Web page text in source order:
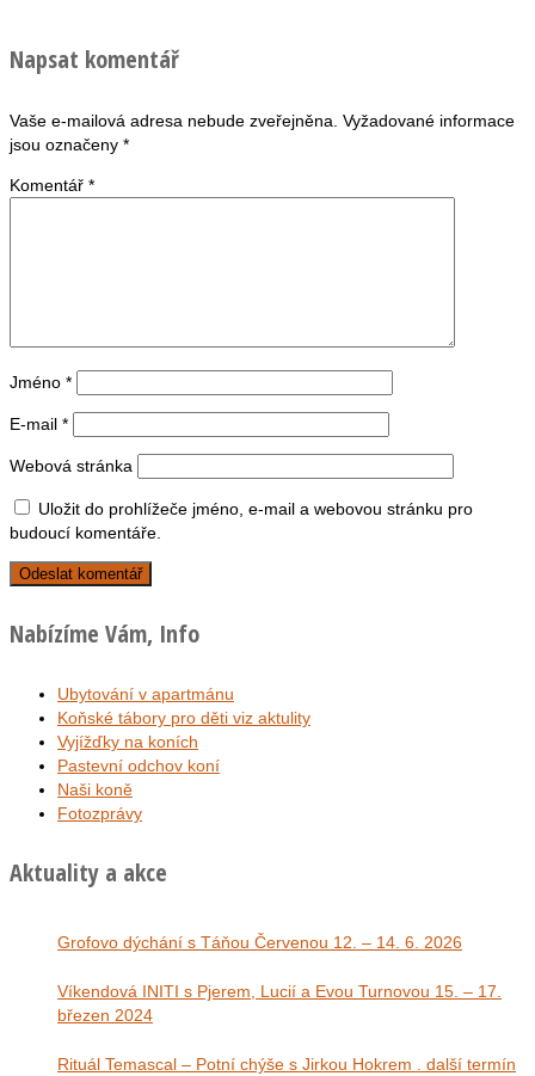
Napsat komentář
Vaše e-mailová adresa nebude zveřejněna. Vyžadované informace
jsou označeny *
Komentář *
Jméno *
E-mail *
Webová stránka
Uložit do prohlížeče jméno, e-mail a webovou stránku pro
budoucí komentáře.
Nabízíme Vám, Info
Ubytování v apartmánu
Koňské tábory pro děti viz aktulity
Vyjížďky na koních
Pastevní odchov koní
Naši koně
Fotozprávy
Aktuality a akce
Grofovo dýchání s Táňou Červenou 12. – 14. 6. 2026
Víkendová INITI s Pjerem, Lucií a Evou Turnovou 15. – 17.
březen 2024
Rituál Temascal – Potní chýše s Jirkou Hokrem . další termín